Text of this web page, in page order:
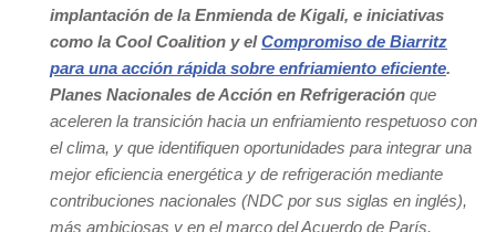
implantación de la Enmienda de Kigali, e iniciativas
como la Cool Coalition y elCompromiso de Biarritz
para una acción rápida sobre enfriamiento eficiente.
Planes Nacionales de Acción en Refrigeración que
aceleren la transición hacia un enfriamiento respetuoso con
el clima, y que identifiquen oportunidades para integrar una
mejor eficiencia energética y de refrigeración mediante
contribuciones nacionales (NDC por sus siglas en inglés),
más ambiciosas y en el marco del Acuerdo de París.